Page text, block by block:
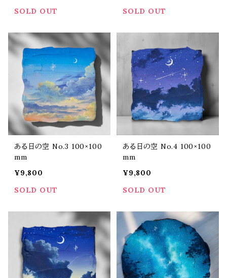
SOLD OUT
SOLD OUT
ある日の空 No.3 100×100
mm
¥9,800
SOLD OUT
ある日の空 No.4 100×100
mm
¥9,800
SOLD OUT